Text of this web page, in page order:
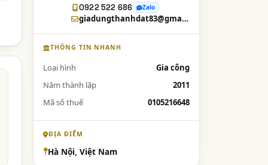
0922 522 686 Zalo
giadungthanhdat83@gmail.com
THÔNG TIN NHANH
Loại hình
Gia công
Năm thành lập
2011
Mã số thuế
0105216648
ĐỊA ĐIỂM
Hà Nội, Việt Nam